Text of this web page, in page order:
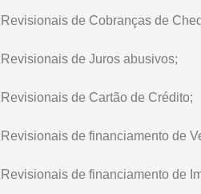
Revisionais de Cobranças de
Revisionais de Juros abusivos;
Revisionais de Cartão de Crédito;
Revisionais de financiamento de
Revisionais de financiamento de